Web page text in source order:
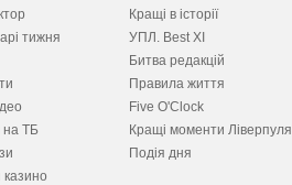
тижня
на ТБ
Кращі в історії
УПЛ. Best XІ
Битва редакцій
Правила життя
Five O'Clock
Кращі моменти Ліверпуля
Подія дня